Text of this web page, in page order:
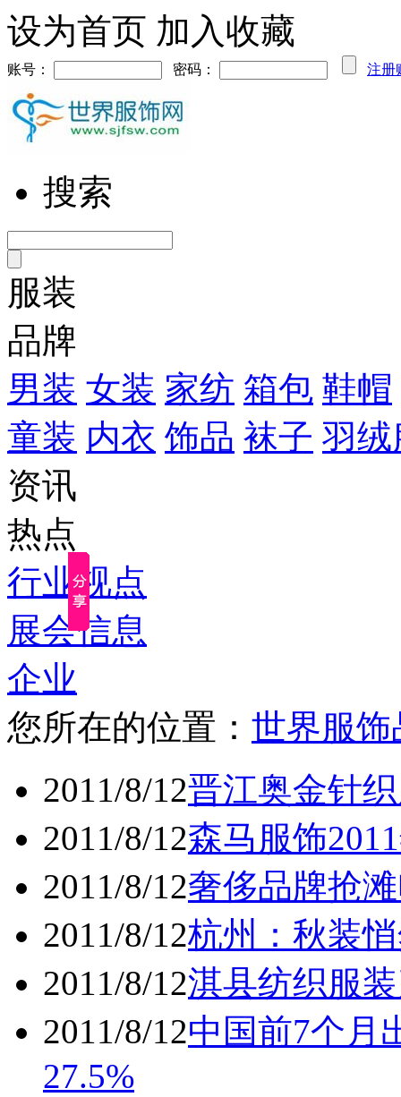
设为首页 加入收藏
账号： 密码： 注册
搜索
服装
品牌
男装 女装 家纺 箱包 鞋帽
童装 内衣 饰品 袜子 羽绒
资讯
热点
行业视点
展会信息
企业
您所在的位置： 世界服饰
2011/8/12晋江奥金针
2011/8/12森马服饰
2011/8/12奢侈品牌抢
2011/8/12杭州：秋装
2011/8/12淇县纺织服
2011/8/12中国前7个月
27.5%